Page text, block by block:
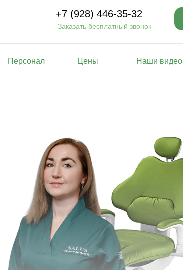
Персонал Цены Наши видео
Заказать бесплатный звонок
+7 (928) 446-35-32